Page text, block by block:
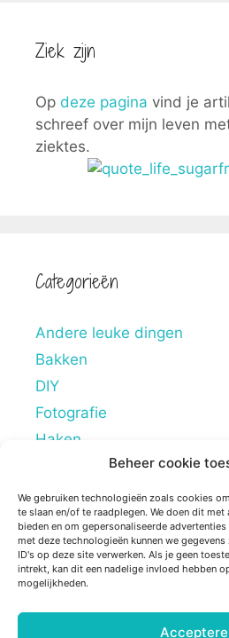
Beheer cookie
We gebruiken technologieën zoals cookies
te slaan en/of te raadplegen. We doen dit
bieden en om gepersonaliseerde
met deze technologieën kunnen we
ID's op deze site verwerken. Als je geen
intrekt, kan dit een nadelige invloed hebben
mogelijkheden.
Ziek zijn
Op deze pagina vind je
schreef over mijn leven
ziektes.
Categorieën
Andere leuke dingen
Bakken
DIY
Fotografie
Haken
Lifestyle
Mindstyle
Overig
Persoonlijke blogs